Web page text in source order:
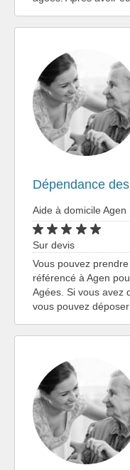
Dépendance
Aide à domicile Agen
Sur devis
Vous pouvez
référencé à Agen
Agées. Si vous avez
vous pouvez